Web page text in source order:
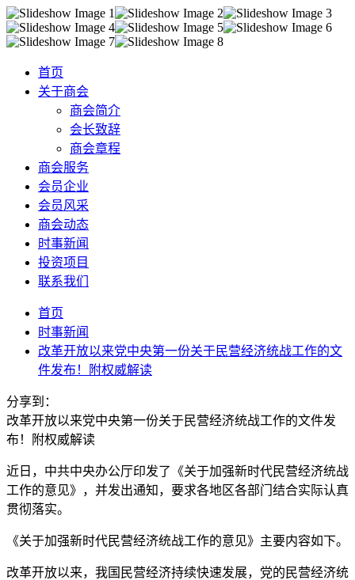
首页
关于商会
商会简介
会长致辞
商会章程
商会服务
会员企业
会员风采
商会动态
时事新闻
投资项目
联系我们
首页
时事新闻
改革开放以来党中央第一份关于民营经济统战工作的文
件发布！附权威解读
分享到：
改革开放以来党中央第一份关于民营经济统战工作的文件发
布！附权威解读
近日，中共中央办公厅印发了《关于加强新时代民营经济统战
工作的意见》，并发出通知，要求各地区各部门结合实际认真
贯彻落实。
《关于加强新时代民营经济统战工作的意见》主要内容如下。
改革开放以来，我国民营经济持续快速发展，党的民营经济统